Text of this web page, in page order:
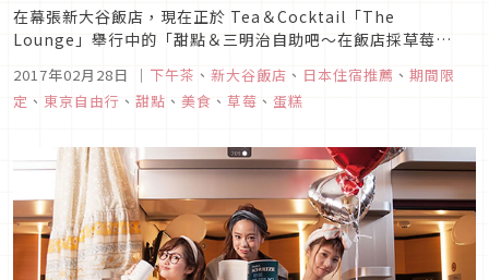
在幕張新大谷飯店，現在正於 Tea＆Cocktail「The
Lounge」舉行中的「甜點＆三明治自助吧～在飯店採草莓
～」，將自3月1日起至5月7日為止開始推出第2波。
2017年02月28日 ｜ 下午茶 、 新大谷飯店 、 日本住宿推薦 、 期間限
定 、 東京自由行 、 甜點 、 美食 、 草莓 、 蛋糕